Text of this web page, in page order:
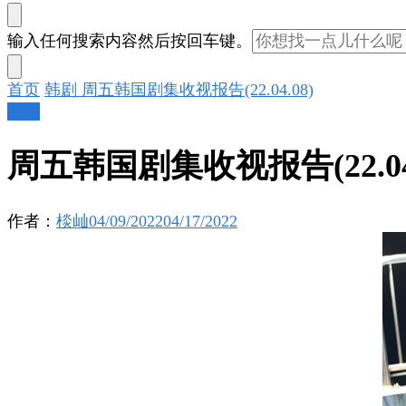
找
什
么
东
西
吗?
输入任何搜索内容然后按回车键。
首页 韩剧 周五韩国剧集收视报告(22.04.08)
周五韩国剧集收视报告
作者： 棪屾04/09/202204/17/2022